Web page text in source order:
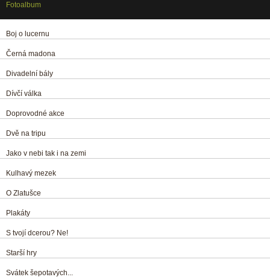
Fotoalbum
Boj o lucernu
Černá madona
Divadelní bály
Dívčí válka
Doprovodné akce
Dvě na tripu
Jako v nebi tak i na zemi
Kulhavý mezek
O Zlatušce
Plakáty
S tvojí dcerou? Ne!
Starší hry
Svátek šepotavých...